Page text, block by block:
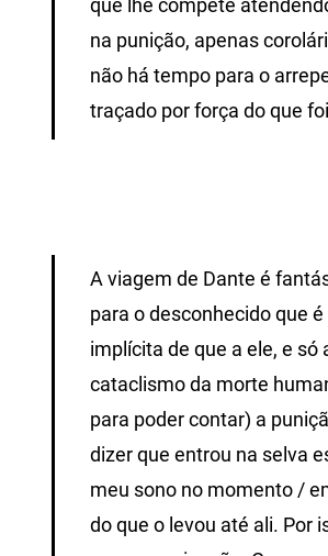
que lhe compete
na punição, apenas
não há tempo para o
traçado por força do que
A viagem de Dante é
para o desconhecido que
implícita de que a ele, e só
cataclismo da morte
para poder contar) a
dizer que entrou na selva
meu sono no momento /
do que o levou até ali. Por